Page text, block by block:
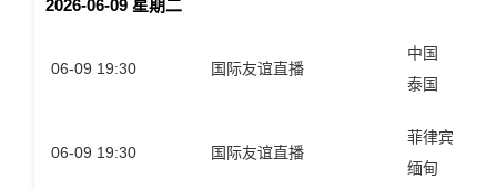
2026-06-09 星期二
06-09 19:30 国际友谊直播
中国
泰国
06-09 19:30 国际友谊直播
菲律宾
缅甸